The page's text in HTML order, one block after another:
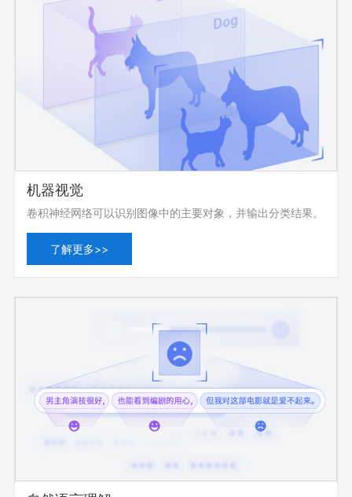
机器视觉
卷积神经网络可以识别图像中的主要对象，并输出分类结果。
了解更多>>